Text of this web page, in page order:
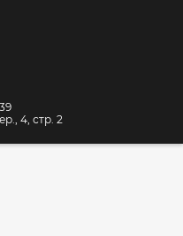
4, стр. 2